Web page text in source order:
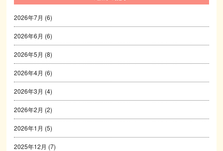
2026年7月 (6)
2026年6月 (6)
2026年5月 (8)
2026年4月 (6)
2026年3月 (4)
2026年2月 (2)
2026年1月 (5)
2025年12月 (7)